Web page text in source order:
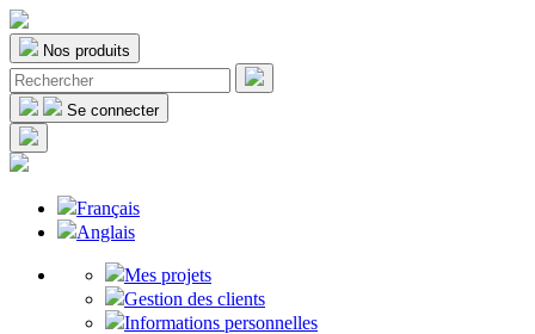
Nos produits
Se connecter
Français
Anglais
Mes projets
Gestion des clients
Informations personnelles